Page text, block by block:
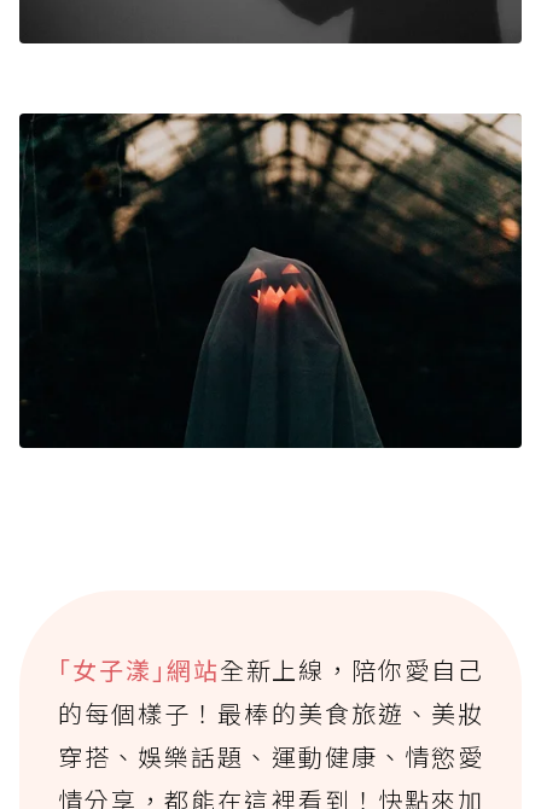
｢女子漾｣網站全新上線，陪你愛自己
的每個樣子！最棒的美食旅遊、美妝
穿搭、娛樂話題、運動健康、情慾愛
情分享，都能在這裡看到！快點來加